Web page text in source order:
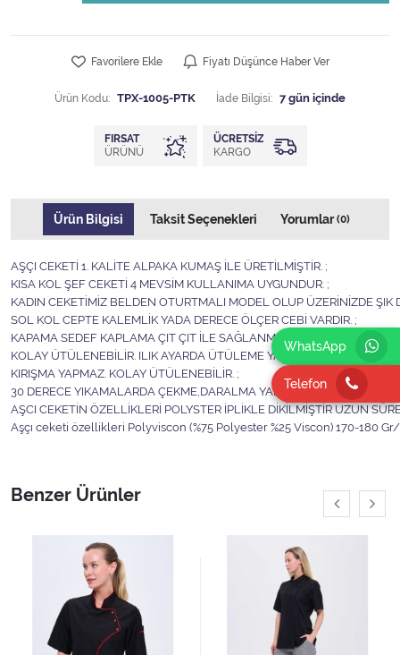
WhatsApp
Telefon
Favorilere Ekle Fiyatı Düşünce Haber Ver
Ürün Kodu: TPX-1005-PTK İade Bilgisi:
FIRSAT
ÜRÜNÜ
ÜCRETSIZ
KARGO
Ürün Bilgisi Taksit Seçenekleri Yorumlar(0)
AŞÇI CEKETİ 1. KALİTE ALPAKA KUMAŞ İLE ÜRETİLMİŞTİR. ;
KISA KOL ŞEF CEKETİ 4 MEVSİM KULLANIMA UYGUNDUR. ;
KADIN CEKETİMİZ BELDEN OTURTMALI MODEL OLUP ÜZERİNİZDE ŞIK
SOL KOL CEPTE KALEMLİK YADA DERECE ÖLÇER CEBİ VARDIR. ;
KAPAMA SEDEF KAPLAMA ÇIT ÇIT İLE SAĞLANMAKTADIR. ;
KOLAY ÜTÜLENEBİLİR. ILIK AYARDA ÜTÜLEME YAPILABİLİR ;
KIRIŞMA YAPMAZ. KOLAY ÜTÜLENEBİLİR. ;
30 DERECE YIKAMALARDA ÇEKME,DARALMA YAPMAZ. ;
AŞCI CEKETİN ÖZELLİKLERİ POLYSTER İPLİKLE DİKİLMİŞTİR UZUN
Aşçı ceketi özellikleri Polyviscon (%75 Polyester %25 Viscon) 170-180
Benzer Ürünler